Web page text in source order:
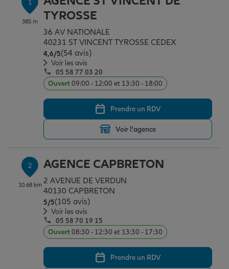
Assurance emprunteur
Prévoyance et dépendance
Assurance animal de compagnie
Protection de la famille
Protection juridique
Épargne & retraite
Plan épargne retraite
Assurance vie
Placements financiers
Transmission
Vos projets
Partir en vacances
Déménager
Départ à la retraite
Préparer l’avenir
Conseil assurance
Outre-mer
Assurance habitation
Le Pack Famille
Garantie des accidents de la vie
Allianz en France
1
385 m
TYROSSE
36 AV NATIONALE
40231 ST VINCENT TYROSSE CEDEX
4,6/5Note de 4.6 sur 5
(54 avis)
Voir les avis
05 58 77 03 20
Ouvert09:00 - 12:00 et 13:30 - 18:00
Prendre un RDV
Voir l'agence
2
10.68 km
AGENCE CAPBRETON
2 AVENUE DE VERDUN
40130 CAPBRETON
5/5Note de 5 sur 5
(105 avis)
Voir les avis
05 58 70 19 15
Ouvert08:30 - 12:30 et 13:30 - 17:30
Prendre un RDV